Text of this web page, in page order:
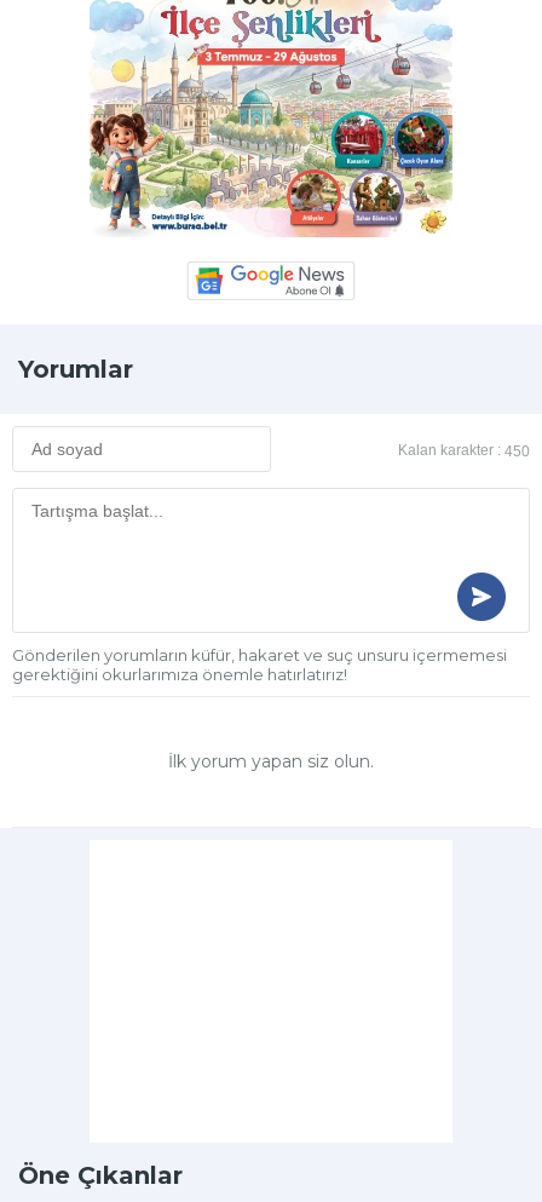
Yorumlar
Kalan karakter : 450
Gönderilen yorumların küfür, hakaret ve suç unsuru içermemesi
gerektiğini okurlarımıza önemle hatırlatırız!
İlk yorum yapan siz olun.
Öne Çıkanlar